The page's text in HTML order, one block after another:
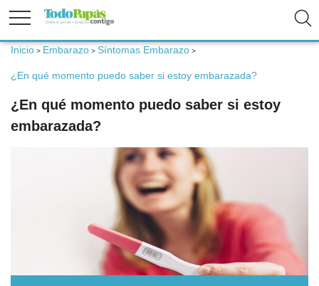
Embarazo
Inicio > Embarazo > Síntomas Embarazo >
¿En qué momento puedo saber si estoy embarazada?
¿En qué momento puedo saber si estoy
embarazada?